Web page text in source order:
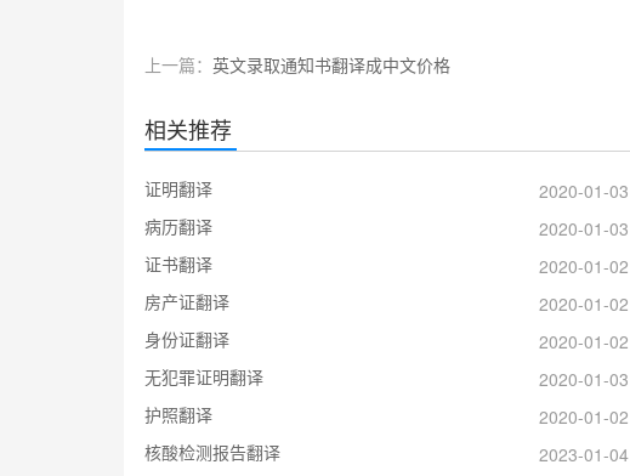
上一篇： 英文录取通知书翻译成中文价格
相关推荐
证明翻译 2020-01-03
病历翻译
2020-01-03
证书翻译
2020-01-02
房产证翻译
2020-01-02
身份证翻译
2020-01-02
无犯罪证明翻译
2020-01-03
护照翻译
2020-01-02
核酸检测报告翻译
2023-01-04